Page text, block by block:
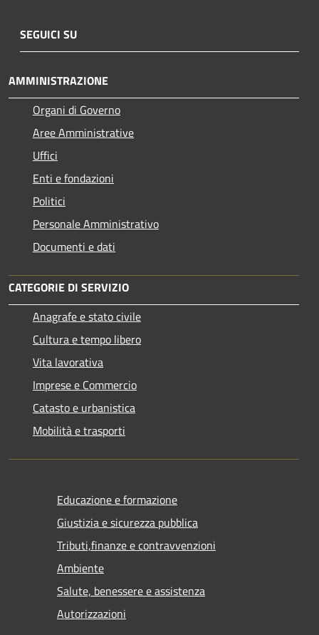
SEGUICI SU
AMMINISTRAZIONE
Organi di Governo
Aree Amministrative
Uffici
Enti e fondazioni
Politici
Personale Amministrativo
Documenti e dati
CATEGORIE DI SERVIZIO
Anagrafe e stato civile
Cultura e tempo libero
Vita lavorativa
Imprese e Commercio
Catasto e urbanistica
Mobilità e trasporti
Educazione e formazione
Giustizia e sicurezza pubblica
Tributi,finanze e contravvenzioni
Ambiente
Salute, benessere e assistenza
Autorizzazioni